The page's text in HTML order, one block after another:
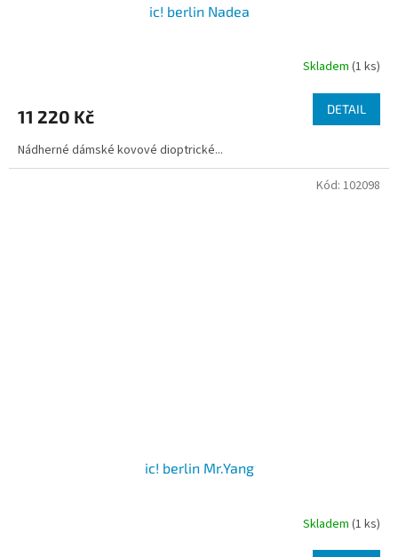
ic! berlin Nadea
Skladem (1 ks)
11 220 Kč DETAIL
Nádherné dámské kovové dioptrické...
ic! berlin Mr.Yang
Skladem (1 ks)
Kód: 102098